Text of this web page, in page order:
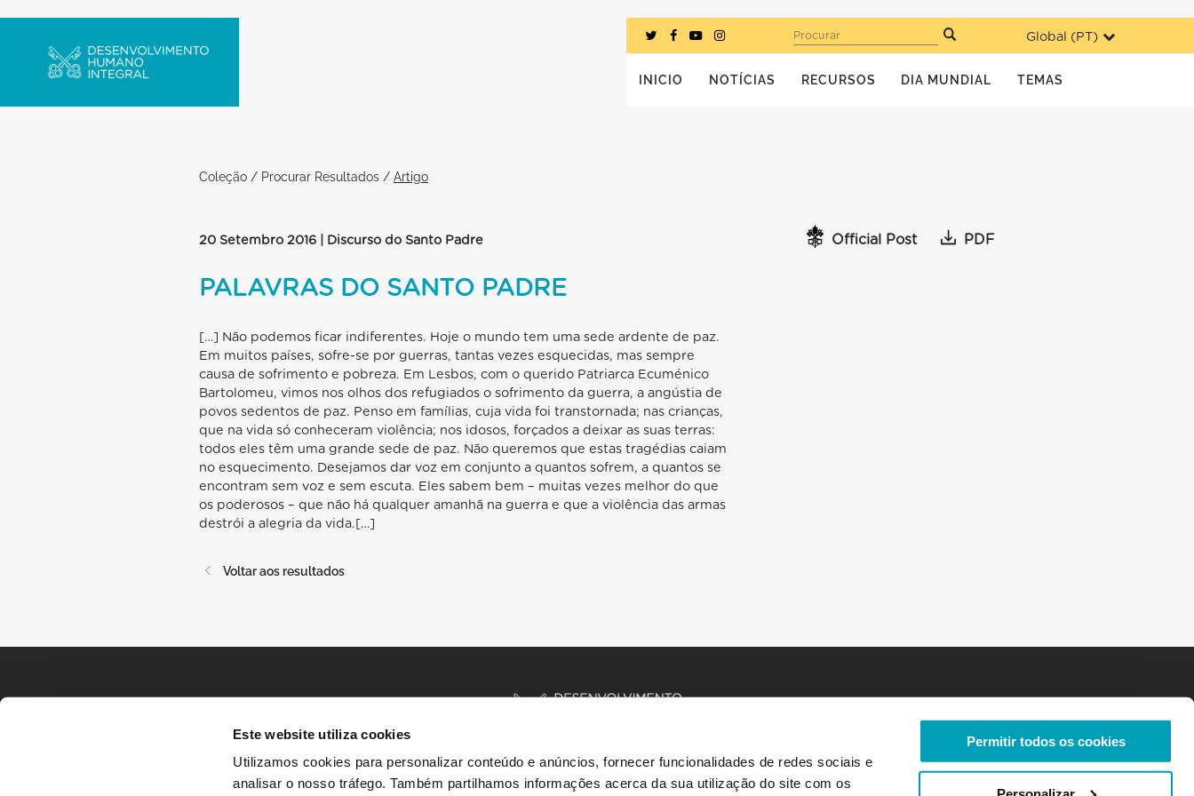
Este website utiliza cookies
Utilizamos cookies para personalizar conteúdo e anúncios, fornecer funcionalidades de redes sociais e
analisar o nosso tráfego. Também partilhamos informações acerca da sua utilização do site com os
Permitir todos os cookies
Global (PT)
Procurar
INICIO NOTÍCIAS RECURSOS DIA MUNDIAL TEMAS
Coleção / Procurar Resultados / Artigo
20 Setembro 2016 | Discurso do Santo Padre Official Post PDF
PALAVRAS DO SANTO PADRE
[…] Não podemos ficar indiferentes. Hoje o mundo tem uma sede ardente de paz.
Em muitos países, sofre-se por guerras, tantas vezes esquecidas, mas sempre
causa de sofrimento e pobreza. Em Lesbos, com o querido Patriarca Ecuménico
Bartolomeu, vimos nos olhos dos refugiados o sofrimento da guerra, a angústia de
povos sedentos de paz. Penso em famílias, cuja vida foi transtornada; nas crianças,
que na vida só conheceram violência; nos idosos, forçados a deixar as suas terras:
todos eles têm uma grande sede de paz. Não queremos que estas tragédias caiam
no esquecimento. Desejamos dar voz em conjunto a quantos sofrem, a quantos se
encontram sem voz e sem escuta. Eles sabem bem – muitas vezes melhor do que
os poderosos – que não há qualquer amanhã na guerra e que a violência das armas
destrói a alegria da vida.[…]
Voltar aos resultados
INÍCIO HISTÓRIAS RECURSOS